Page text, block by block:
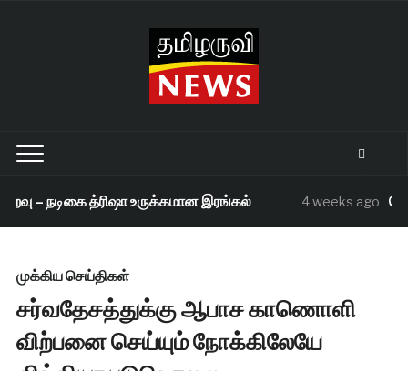
– நடிகை த்ரிஷா உருக்கமான இரங்கல் 4 weeks ago
முக்கிய செய்திகள்
சர்வதேசத்துக்கு ஆபாச காணொளி
விற்பனை செய்யும் நோக்கிலேயே